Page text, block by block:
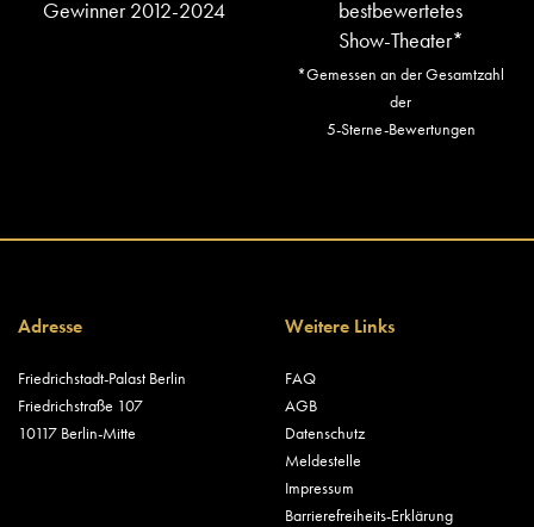
Gewinner 2012-2024
bestbewertetes
Show-Theater*
*Gemessen an der Gesamtzahl
der
5-Sterne-Bewertungen
Adresse
Friedrichstadt-Palast Berlin
Friedrichstraße 107
10117 Berlin-Mitte
Weitere Links
FAQ
AGB
Datenschutz
Meldestelle
Impressum
Barrierefreiheits-Erklärung